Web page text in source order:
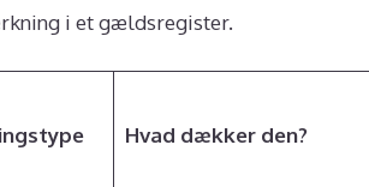
i et gældsregister.
Hvad dækker den?